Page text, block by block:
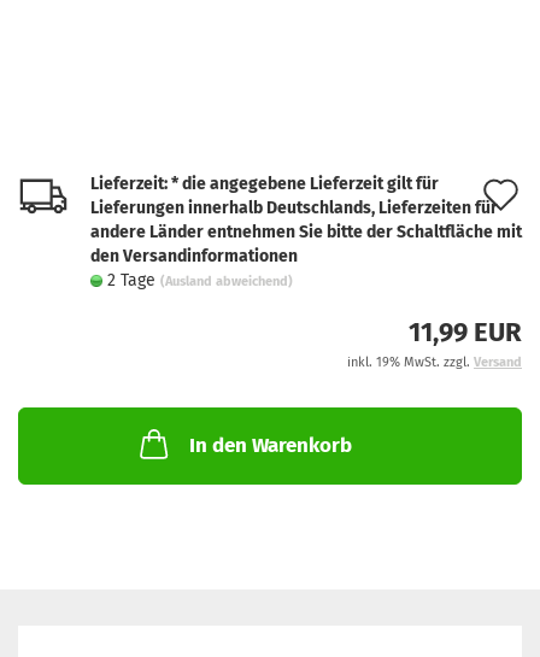
Lieferzeit: * die angegebene Lieferzeit gilt für
Lieferungen innerhalb Deutschlands, Lieferzeiten für
andere Länder entnehmen Sie bitte der Schaltfläche mit
den Versandinformationen
2 Tage (Ausland abweichend)
11,99 EUR
inkl. 19% MwSt. zzgl. Versand
In den Warenkorb